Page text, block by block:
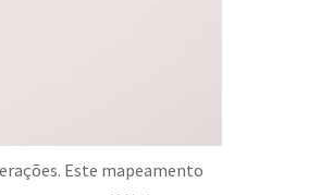
Este mapeamento